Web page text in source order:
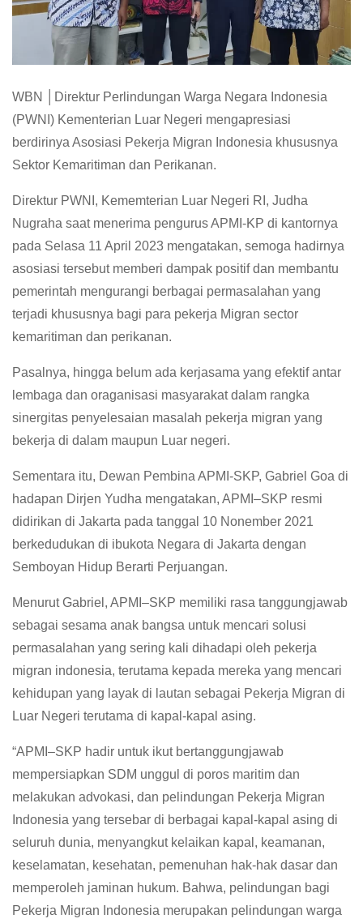
WBN │Direktur Perlindungan Warga Negara Indonesia
(PWNI) Kementerian Luar Negeri mengapresiasi
berdirinya Asosiasi Pekerja Migran Indonesia khususnya
Sektor Kemaritiman dan Perikanan.
Direktur PWNI, Kememterian Luar Negeri RI, Judha
Nugraha saat menerima pengurus APMI-KP di kantornya
pada Selasa 11 April 2023 mengatakan, semoga hadirnya
asosiasi tersebut memberi dampak positif dan membantu
pemerintah mengurangi berbagai permasalahan yang
terjadi khususnya bagi para pekerja Migran sector
kemaritiman dan perikanan.
Pasalnya, hingga belum ada kerjasama yang efektif antar
lembaga dan oraganisasi masyarakat dalam rangka
sinergitas penyelesaian masalah pekerja migran yang
bekerja di dalam maupun Luar negeri.
Sementara itu, Dewan Pembina APMI-SKP, Gabriel Goa di
hadapan Dirjen Yudha mengatakan, APMI–SKP resmi
didirikan di Jakarta pada tanggal 10 Nonember 2021
berkedudukan di ibukota Negara di Jakarta dengan
Semboyan Hidup Berarti Perjuangan.
Menurut Gabriel, APMI–SKP memiliki rasa tanggungjawab
sebagai sesama anak bangsa untuk mencari solusi
permasalahan yang sering kali dihadapi oleh pekerja
migran indonesia, terutama kepada mereka yang mencari
kehidupan yang layak di lautan sebagai Pekerja Migran di
Luar Negeri terutama di kapal-kapal asing.
“APMI–SKP hadir untuk ikut bertanggungjawab
mempersiapkan SDM unggul di poros maritim dan
melakukan advokasi, dan pelindungan Pekerja Migran
Indonesia yang tersebar di berbagai kapal-kapal asing di
seluruh dunia, menyangkut kelaikan kapal, keamanan,
keselamatan, kesehatan, pemenuhan hak-hak dasar dan
memperoleh jaminan hukum. Bahwa, pelindungan bagi
Pekerja Migran Indonesia merupakan pelindungan warga